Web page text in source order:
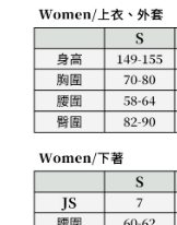
https://aftee.tw/terms/
３．未成年的使用者請
「AFTEE先享後付」，
任。
４．使用「AFTEE先享
時審查核予不同之上限
請求用戶進行身份認證。
５．嚴禁一人註冊多個
恩沛科技股份有限公司
宅配
免運費
離島宅配